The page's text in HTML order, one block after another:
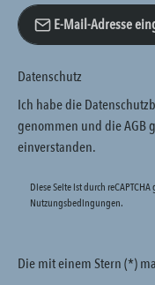
E-Mail-Adresse*
Datenschutz
Ich habe die
genommen und dieAGB
einverstanden.
Diese Seite ist durch
Nutzungsbedingungen.
Die mit einem Stern (*)